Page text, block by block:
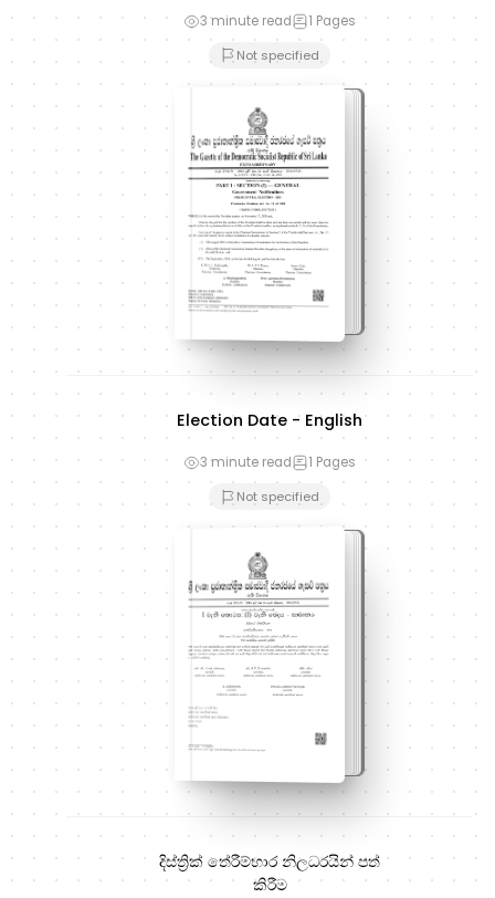
3 minute read 1 Pages
Not specified
Election Date - English
3 minute read 1 Pages
Not specified
දිස්ත්‍රික් තේරීම්භාර නිලධරයින් පත්
කිරීම